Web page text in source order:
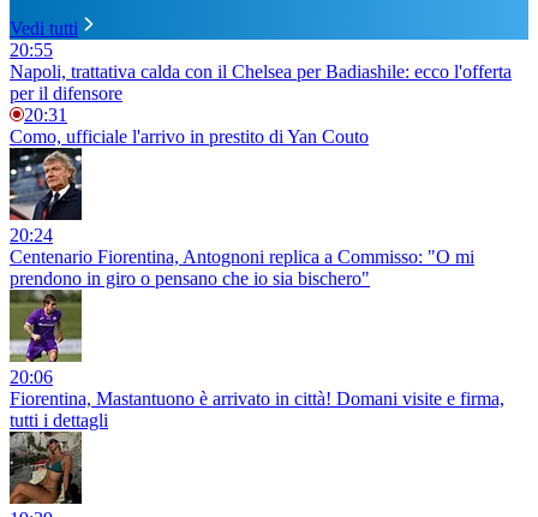
Vedi tutti
20:55
Napoli, trattativa calda con il Chelsea per Badiashile: ecco l'offerta
per il difensore
20:31
Como, ufficiale l'arrivo in prestito di Yan Couto
20:24
Centenario Fiorentina, Antognoni replica a Commisso: "O mi
prendono in giro o pensano che io sia bischero"
20:06
Fiorentina, Mastantuono è arrivato in città! Domani visite e firma,
tutti i dettagli